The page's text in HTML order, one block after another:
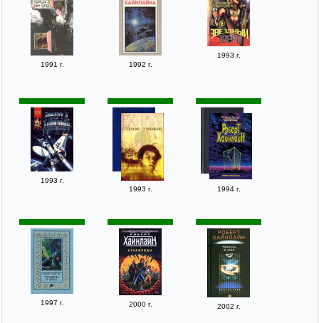
1991 г. 1992 г.
1993 г.
1993 г.
1993 г.
1994 г.
1997 г. 2000 г. 2002 г.